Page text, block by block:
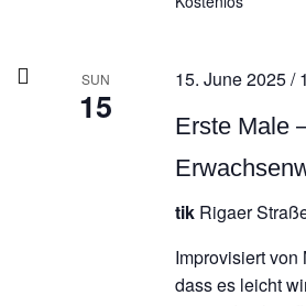
SUN
15
Erste Male
15. June 2025 /
tik Rigaer
Improvisiert
dass es leicht